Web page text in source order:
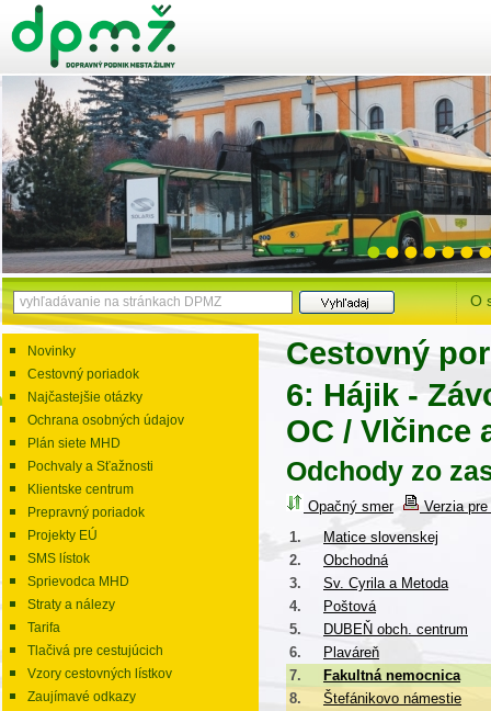
O
Novinky
Cestovný poriadok
Najčastejšie otázky
Ochrana osobných údajov
Plán siete MHD
Pochvaly a Sťažnosti
Klientske centrum
Prepravný poriadok
Projekty EÚ
SMS lístok
Sprievodca MHD
Straty a nálezy
Tarifa
Tlačivá pre cestujúcich
Vzory cestovných lístkov
Zaujímavé odkazy
Cestovný
6: Hájik -
OC / Vlčince
Odchody zo
Opačný smer
Verzia
1.
Matice slovenskej
2.
Obchodná
3.
Sv. Cyrila a Metoda
4.
Poštová
5.
DUBEŇ obch. centrum
6.
Plaváreň
7.
Fakultná nemocnica
8.
Štefánikovo námestie